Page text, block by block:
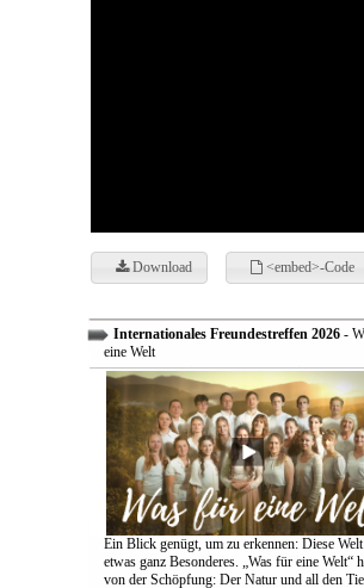
Download <embed>-Code
Internationales Freundestreffen 2026-
eine Welt
Ein Blick genügt, um zu erkennen: Diese
etwas ganz Besonderes. „Was für eine Welt“
von der Schöpfung: Der Natur und all den